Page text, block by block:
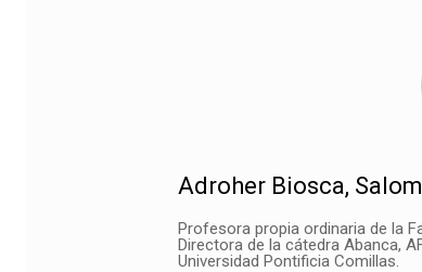
Adroher Biosca,
Profesora propia ordinaria de la
Directora de la cátedra Abanca,
Universidad Pontificia Comillas.